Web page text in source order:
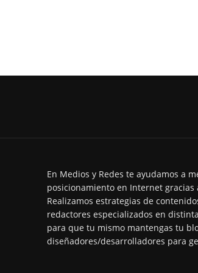
En Medios y Redes te ayudamos a
posicionamiento en Internet
Realizamos estrategias de
redactores especializados en
para que tu mismo mantengas tu
diseñadores/desarrolladores para